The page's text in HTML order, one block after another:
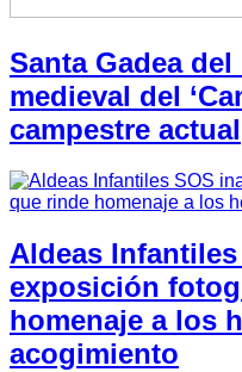
Santa Gadea
medieval del
campestre actual
Aldeas
exposición
homenaje a los
acogimiento